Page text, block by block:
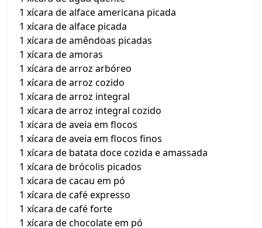
1 xícara de alface americana picada
1 xícara de alface picada
1 xícara de amêndoas picadas
1 xícara de amoras
1 xícara de arroz arbóreo
1 xícara de arroz cozido
1 xícara de arroz integral
1 xícara de arroz integral cozido
1 xícara de aveia em flocos
1 xícara de aveia em flocos finos
1 xícara de batata doce cozida e amassada
1 xícara de brócolis picados
1 xícara de cacau em pó
1 xícara de café expresso
1 xícara de café forte
1 xícara de chocolate em pó